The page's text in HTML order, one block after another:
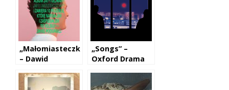
„Małomiasteczkowy”
– Dawid
„Songs” –
Oxford Drama